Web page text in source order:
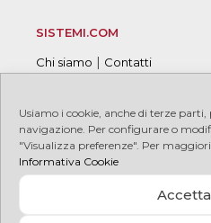
Usiamo i cookie, anche di terze
navigazione. Per configurare o
"Visualizza preferenze". Per
Informativa Cookie
SISTEMI.COM
Chi siamo | Contatti
© 2026 Sistemi S.p.A. P.I.
PRIVACY